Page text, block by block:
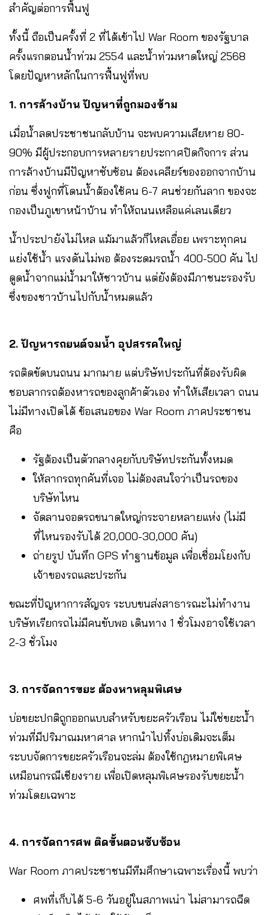
สำคัญต่อการฟื้นฟู
ทั้งนี้ ถือเป็นครั้งที่ 2 ที่ได้เข้าไป War Room ของรัฐบาล
ครั้งแรกตอนน้ำท่วม 2554 และน้ำท่วมหาดใหญ่ 2568
โดยปัญหาหลักในการฟื้นฟูที่พบ
1. การล้างบ้าน ปัญหาที่ถูกมองข้าม
เมื่อน้ำลดประชาชนกลับบ้าน จะพบความเสียหาย 80-
90% มีผู้ประกอบการหลายรายประกาศปิดกิจการ ส่วน
การล้างบ้านมีปัญหาซับซ้อน ต้องเคลียร์ของออกจากบ้าน
ก่อน ซึ่งฟูกที่โดนน้ำต้องใช้คน 6-7 คนช่วยกันลาก ของจะ
กองเป็นภูเขาหน้าบ้าน ทำให้ถนนเหลือแค่เลนเดียว
น้ำประปายังไม่ไหล แม้มาแล้วก็ไหลเอื่อย เพราะทุกคน
แย่งใช้น้ำ แรงดันไม่พอ ต้องระดมรถน้ำ 400-500 คัน ไป
ดูดน้ำจากแม่น้ำมาให้ชาวบ้าน แต่ยังต้องมีภาชนะรองรับ
ซึ่งของชาวบ้านไปกับน้ำหมดแล้ว
2. ปัญหารถยนต์จมน้ำ อุปสรรคใหญ่
รถติดขัดบนถนน มากมาย แต่บริษัทประกันที่ต้องรับผิด
ชอบลากรถต้องหารถของลูกค้าตัวเอง ทำให้เสียเวลา ถนน
ไม่มีทางเปิดได้ ข้อเสนอของ War Room ภาคประชาชน
คือ
รัฐต้องเป็นตัวกลางคุยกับบริษัทประกันทั้งหมด
ให้ลากรถทุกคันที่เจอ ไม่ต้องสนใจว่าเป็นรถของ
บริษัทไหน
จัดลานจอดรถขนาดใหญ่กระจายหลายแห่ง (ไม่มี
ที่ไหนรองรับได้ 20,000-30,000 คัน)
ถ่ายรูป บันทึก GPS ทำฐานข้อมูล เพื่อเชื่อมโยงกับ
เจ้าของรถและประกัน
ขณะที่ปัญหาการสัญจร ระบบขนส่งสาธารณะไม่ทำงาน
บริษัทเรียกรถไม่มีคนขับพอ เดินทาง 1 ชั่วโมงอาจใช้เวลา
2-3 ชั่วโมง
3. การจัดการขยะ ต้องหาหลุมพิเศษ
บ่อขยะปกติถูกออกแบบสำหรับขยะครัวเรือน ไม่ใช่ขยะน้ำ
ท่วมที่มีปริมาณมหาศาล หากนำไปทิ้งบ่อเดิมจะเต็ม
ระบบจัดการขยะครัวเรือนจะล่ม ต้องใช้กฎหมายพิเศษ
เหมือนกรณีเชียงราย เพื่อเปิดหลุมพิเศษรองรับขยะน้ำ
ท่วมโดยเฉพาะ
4. การจัดการศพ ติดขั้นตอนซับซ้อน
War Room ภาคประชาชนมีทีมศึกษาเฉพาะเรื่องนี้ พบว่า
ศพที่เก็บได้ 5-6 วันอยู่ในสภาพเน่า ไม่สามารถฉีด